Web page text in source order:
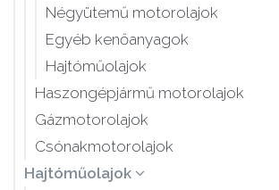
Négyütemű motorolajok
Egyéb kenőanyagok
Hajtóműolajok
Haszongépjármű motorolajok
Gázmotorolajok
Csónakmotorolajok
Hajtóműolajok